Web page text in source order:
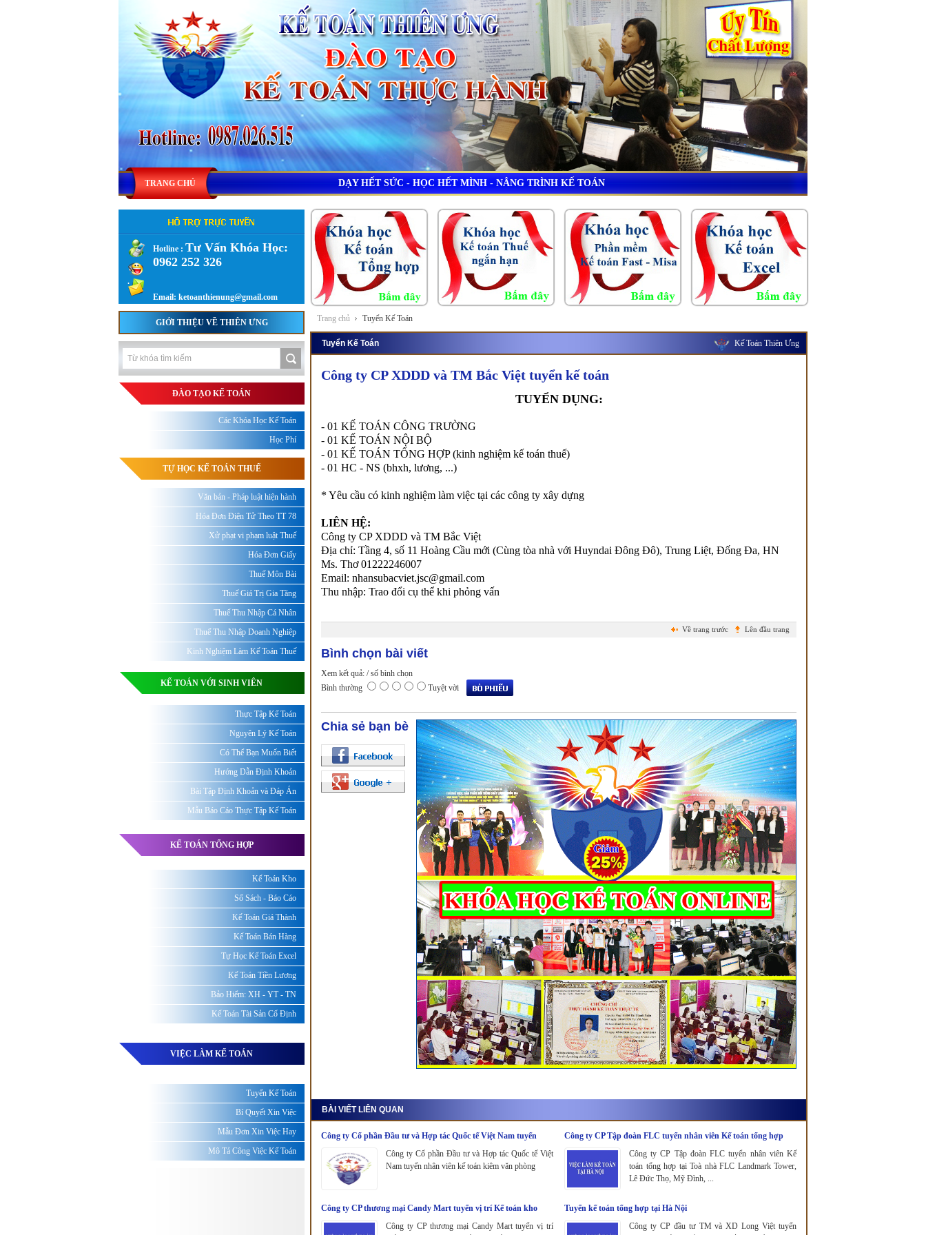
DẠY HẾT SỨC - HỌC HẾT MÌNH - NÂNG TRÌNH KẾ TOÁN
TRANG CHỦ
Trang chủ Tuyển Kế Toán
Tuyển Kế Toán Kế Toán Thiên Ưng
Công ty CP XDDD và TM Bắc Việt tuyển kế toán
TUYỂN DỤNG:
- 01 KẾ TOÁN CÔNG TRƯỜNG
- 01 KẾ TOÁN NỘI BỘ
- 01 KẾ TOÁN TỔNG HỢP (kinh nghiệm kế toán thuế)
- 01 HC - NS (bhxh, lương, ...)
* Yêu cầu có kinh nghiệm làm việc tại các công ty xây dựng
LIÊN HỆ:
Công ty CP XDDD và TM Bắc Việt
Địa chỉ: Tầng 4, số 11 Hoàng Cầu mới (Cùng tòa nhà với Huyndai Đông Đô), Trung Liệt, Đống Đa, HN
Ms. Thơ 01222246007
Email: nhansubacviet.jsc@gmail.com
Thu nhập: Trao đổi cụ thể khi phỏng vấn
Lên đầu trang
Về trang trước
Bình chọn bài viết
Xem kết quả: / số bình chọn
Bình thường
Tuyệt vời
Chia sẻ bạn bè
BÀI VIẾT LIÊN QUAN
Công ty Cổ phần Đầu tư và Hợp tác Quốc tế Việt Nam tuyển
Công ty Cổ phần Đầu tư và Hợp tác Quốc tế Việt
Nam tuyển nhân viên kế toán kiêm văn phòng
Công ty CP Tập đoàn FLC tuyển nhân viên Kế toán tổng hợp
Công ty CP Tập đoàn FLC tuyển nhân viên Kế
toán tổng hợp tại Toà nhà FLC Landmark Tower,
Lê Đức Thọ, Mỹ Đình, ...
Công ty CP thương mại Candy Mart tuyển vị trí Kế toán kho
Công ty CP thương mại Candy Mart tuyển vị trí
Tuyển kế toán tổng hợp tại Hà Nội
Công ty CP đầu tư TM và XD Long Việt tuyển
Hotline : Tư Vấn Khóa Học:
0962 252 326
.
Email: ketoanthienung@gmail.com
GIỚI THIỆU VỀ THIÊN ƯNG
ĐÀO TẠO KẾ TOÁN
Các Khóa Học Kế Toán
Học Phí
TỰ HỌC KẾ TOÁN THUẾ
Văn bản - Pháp luật hiện hành
Hóa Đơn Điện Tử Theo TT 78
Xử phạt vi phạm luật Thuế
Hóa Đơn Giấy
Thuế Môn Bài
Thuế Giá Trị Gia Tăng
Thuế Thu Nhập Cá Nhân
Thuế Thu Nhập Doanh Nghiệp
Kinh Nghiệm Làm Kế Toán Thuế
KẾ TOÁN VỚI SINH VIÊN
Thực Tập Kế Toán
Nguyên Lý Kế Toán
Có Thể Bạn Muốn Biết
Hướng Dẫn Định Khoản
Bài Tập Định Khoản và Đáp Án
Mẫu Báo Cáo Thực Tập Kế Toán
KẾ TOÁN TỔNG HỢP
Kế Toán Kho
Sổ Sách - Báo Cáo
Kế Toán Giá Thành
Kế Toán Bán Hàng
Tự Học Kế Toán Excel
Kế Toán Tiền Lương
Bảo Hiểm: XH - YT - TN
Kế Toán Tài Sản Cố Định
VIỆC LÀM KẾ TOÁN
Tuyển Kế Toán
Bí Quyết Xin Việc
Mẫu Đơn Xin Việc Hay
Mô Tả Công Việc Kế Toán